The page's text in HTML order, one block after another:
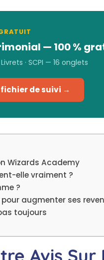
— 100 %
Livrets · SCPI — 16 onglets
de suivi →
Wizards Academy
elle vraiment ?
?
augmenter ses
toujours
Avis Sur